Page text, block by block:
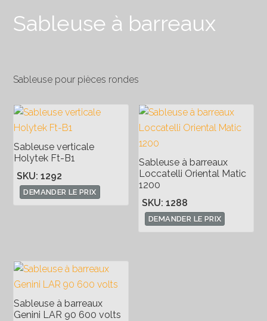
Sableuse à barreaux
Sableuse pour pièces rondes
Sableuse verticale
Holytek Ft-B1
SKU: 1292
DEMANDER LE PRIX
Sableuse à barreaux
Loccatelli Oriental Matic
1200
SKU: 1288
DEMANDER LE PRIX
Sableuse à barreaux
Genini LAR 90 600 volts